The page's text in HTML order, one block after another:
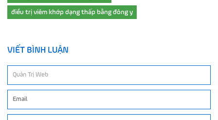
điều trị viêm khớp dạng thấp bằng đông y
VIẾT BÌNH LUẬN